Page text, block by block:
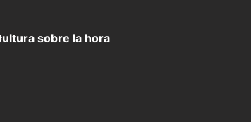
sobre la hora